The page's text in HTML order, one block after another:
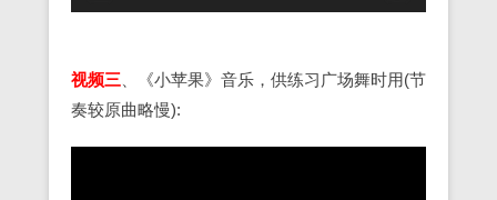
视频三 、《小苹果》音乐，供练习广场舞时用(节
奏较原曲略慢):